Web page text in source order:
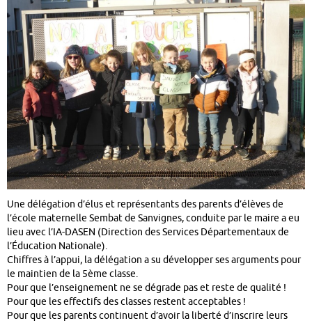
Une délégation d’élus et représentants des parents d’élèves de
l’école maternelle Sembat de Sanvignes, conduite par le maire a eu
lieu avec l’IA-DASEN (Direction des Services Départementaux de
l’Éducation Nationale).
Chiffres à l’appui, la délégation a su développer ses arguments pour
le maintien de la 5ème classe.
Pour que l’enseignement ne se dégrade pas et reste de qualité !
Pour que les effectifs des classes restent acceptables !
Pour que les parents continuent d’avoir la liberté d’inscrire leurs